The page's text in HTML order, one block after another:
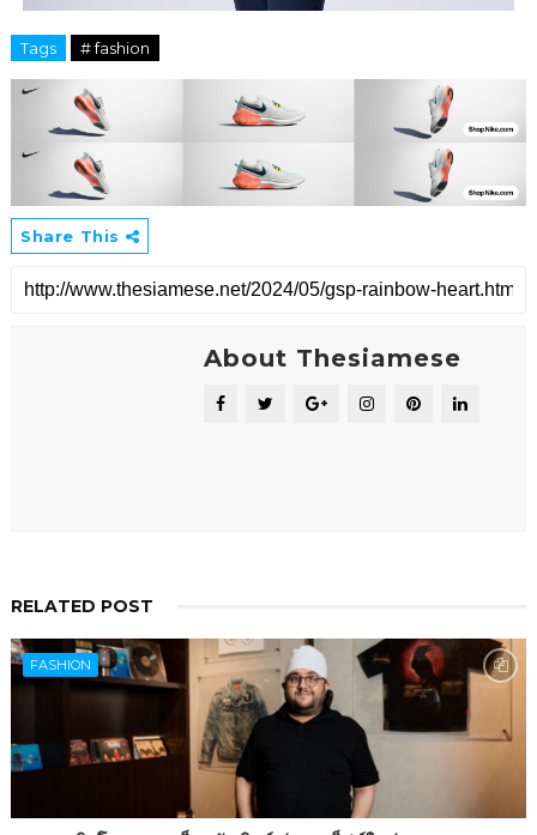
Tags # fashion
Share This
About Thesiamese
RELATED POST
FASHION